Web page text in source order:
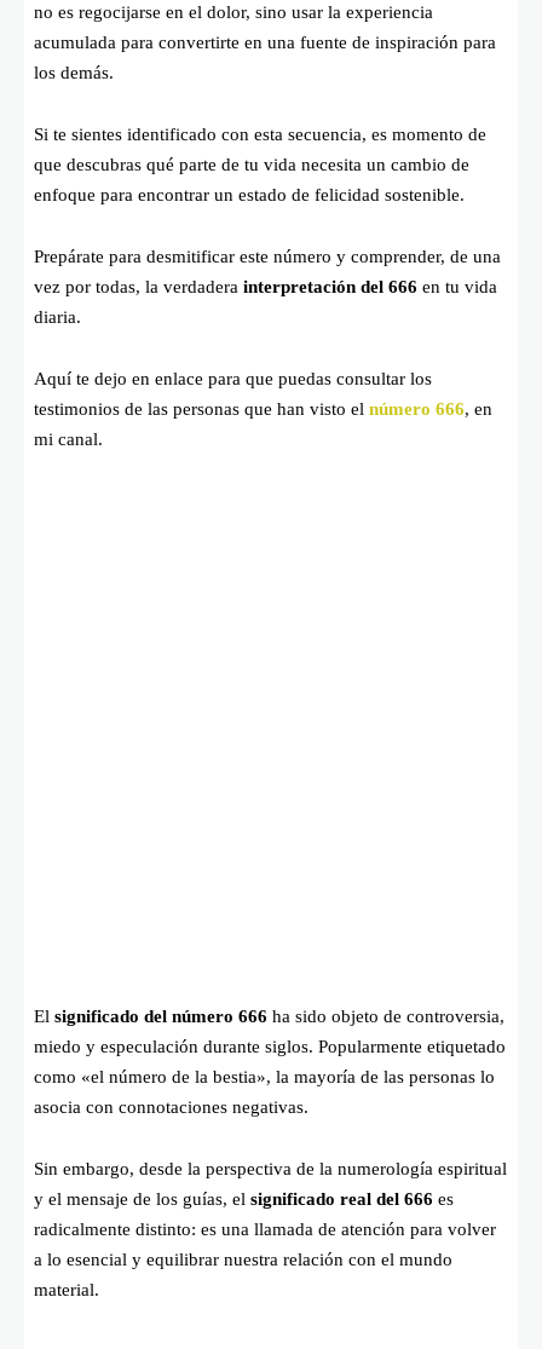
no es regocijarse en el dolor, sino usar la experiencia
acumulada para convertirte en una fuente de inspiración para
los demás.
Si te sientes identificado con esta secuencia, es momento de
que descubras qué parte de tu vida necesita un cambio de
enfoque para encontrar un estado de felicidad sostenible.
Prepárate para desmitificar este número y comprender, de una
vez por todas, la verdadera interpretación del 666 en tu vida
diaria.
Aquí te dejo en enlace para que puedas consultar los
testimonios de las personas que han visto el número 666, en
mi canal.
El significado del número 666 ha sido objeto de controversia,
miedo y especulación durante siglos. Popularmente etiquetado
como «el número de la bestia», la mayoría de las personas lo
asocia con connotaciones negativas.
Sin embargo, desde la perspectiva de la numerología espiritual
y el mensaje de los guías, el significado real del 666 es
radicalmente distinto: es una llamada de atención para volver
a lo esencial y equilibrar nuestra relación con el mundo
material.